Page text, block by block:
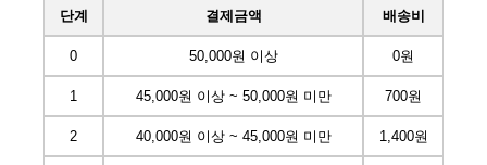
단계 결제금액 배송비
0 50,000원 이상 0원
1 45,000원 이상 ~ 50,000원 미만 700원
2 40,000원 이상 ~ 45,000원 미만 1,400원